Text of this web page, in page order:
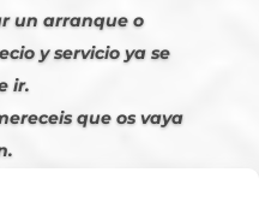
un arranque o
y servicio ya se
ir.
que os vaya